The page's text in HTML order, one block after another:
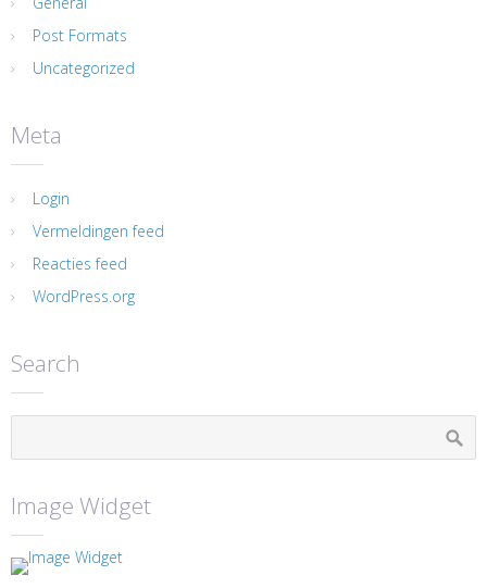
Post Formats
Uncategorized
Meta
Login
Vermeldingen feed
Reacties feed
WordPress.org
Search
Image Widget